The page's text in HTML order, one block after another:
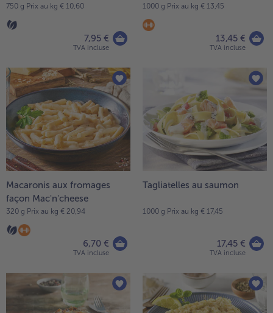
750 g Prix au kg € 10,60
7,95 €
TVA incluse
1000 g Prix au kg € 13,45
13,45 €
TVA incluse
Macaronis aux fromages
façon Mac'n'cheese
320 g Prix au kg € 20,94
6,70 €
TVA incluse
Tagliatelles au saumon
1000 g Prix au kg € 17,45
17,45 €
TVA incluse